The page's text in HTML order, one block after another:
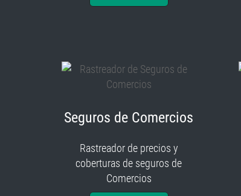
Seguros de Comercios
Rastreador de precios y
coberturas de seguros de
Comercios